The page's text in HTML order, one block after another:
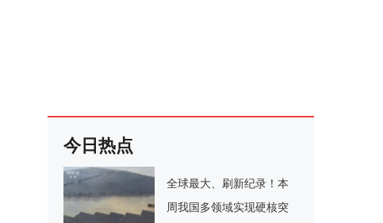
今日热点
全球最大、刷新纪录！本
周我国多领域实现硬核突